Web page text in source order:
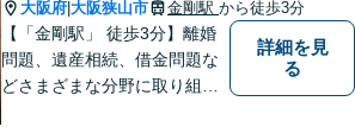
大阪府 大阪狭山市 金剛駅 から徒歩3分
【「金剛駅」 徒歩3分】離婚
問題、遺産相続、借金問題な
どさまざまな分野に取り組ん
詳細を見
る